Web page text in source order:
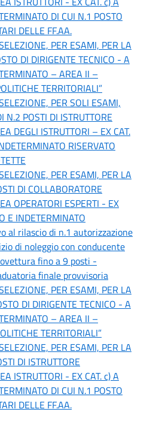
DI CUI N.1 POSTO
DELLE FF.AA.
PER ESAMI, PER LA
DI DIRIGENTE TECNICO - A
– AREA II –
TERRITORIALI”
PER SOLI ESAMI,
N.2 POSTI DI ISTRUTTORE
DEGLI ISTRUTTORI – EX CAT.
RISERVATO
PER ESAMI, PER LA
DI COLLABORATORE
OPERATORI ESPERTI - EX
E INDETERMINATO
al rilascio di n.1 autorizzazione
di noleggio con conducente
fino a 9 posti -
finale provvisoria
PER ESAMI, PER LA
DI DIRIGENTE TECNICO - A
– AREA II –
TERRITORIALI”
PER ESAMI, PER LA
DI ISTRUTTORE
ISTRUTTORI - EX CAT. c) A
DI CUI N.1 POSTO
DELLE FF.AA.